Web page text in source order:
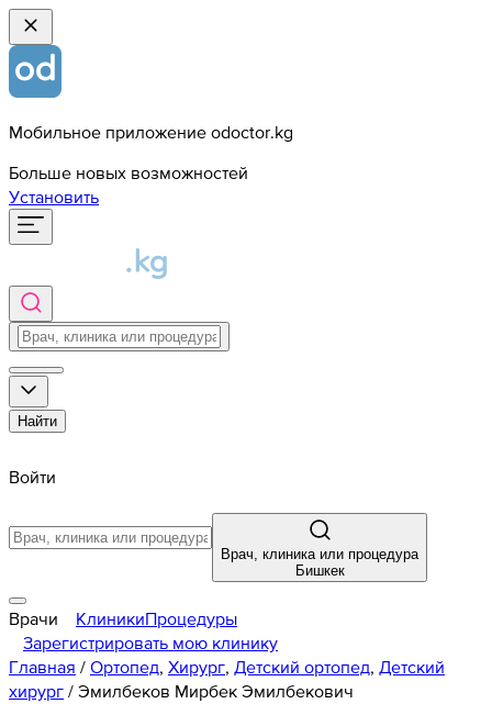
Мобильное приложение odoctor.kg
Больше новых возможностей
Установить
Найти
Войти
Врач, клиника или процедура
Бишкек
Врачи КлиникиПроцедуры
Зарегистрировать мою клинику
Главная / Ортопед, Хирург, Детский ортопед, Детский
хирург / Эмилбеков Мирбек Эмилбекович